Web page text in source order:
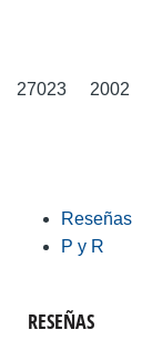
27023 2002
Reseñas
P y R